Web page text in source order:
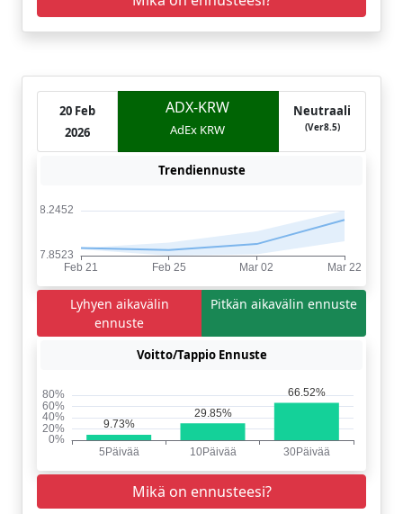
20 Feb
2026
ADX-KRW
AdEx KRW
Neutraali
(Ver8.5)
Trendiennuste
Lyhyen aikavälin
ennuste
Pitkän aikavälin ennuste
Voitto/Tappio Ennuste
Mikä on ennusteesi?